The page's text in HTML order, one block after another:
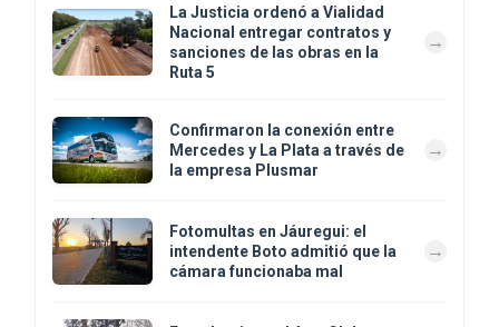
La Justicia ordenó a Vialidad
Nacional entregar contratos y
sanciones de las obras en la
Ruta 5
Confirmaron la conexión entre
Mercedes y La Plata a través de
la empresa Plusmar
Fotomultas en Jáuregui: el
intendente Boto admitió que la
cámara funcionaba mal